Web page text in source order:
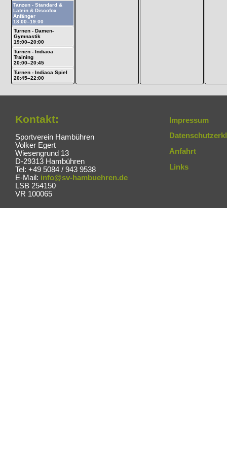
Tanzen - Standard &
Latein & Discofox
Anfänger
18:00–19:00
Turnen - Damen-
Gymnastik
19:00–20:00
Turnen - Indiaca
Training
20:00–20:45
Turnen - Indiaca Spiel
20:45–22:00
Kontakt:
Sportverein Hambühren
Volker Egert
Wiesengrund 13
D-29313 Hambühren
Tel: +49 5084 / 943 9538
E-Mail: info@sv-hambuehren.de
LSB 254150
VR 100065
Impressum
Anfahrt
Links